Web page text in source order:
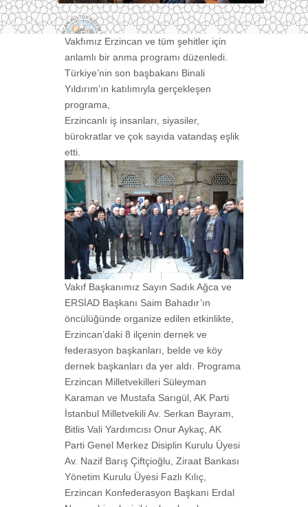
Vakfımız Erzincan ve tüm şehitler için
anlamlı bir anma programı düzenledi.
Türkiye’nin son başbakanı Binali
Yıldırım’ın katılımıyla gerçekleşen
programa,
Erzincanlı iş insanları, siyasiler,
bürokratlar ve çok sayıda vatandaş eşlik
etti.
Vakıf Başkanımız Sayın Sadık Ağca ve
ERSİAD Başkanı Saim Bahadır’ın
öncülüğünde organize edilen etkinlikte,
Erzincan’daki 8 ilçenin dernek ve
federasyon başkanları, belde ve köy
dernek başkanları da yer aldı. Programa
Erzincan Milletvekilleri Süleyman
Karaman ve Mustafa Sarıgül, AK Parti
İstanbul Milletvekili Av. Serkan Bayram,
Bitlis Vali Yardımcısı Onur Aykaç, AK
Parti Genel Merkez Disiplin Kurulu Üyesi
Av. Nazif Barış Çiftçioğlu, Ziraat Bankası
Yönetim Kurulu Üyesi Fazlı Kılıç,
Erzincan Konfederasyon Başkanı Erdal